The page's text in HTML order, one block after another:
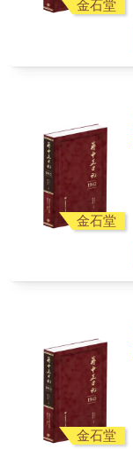
金石堂
金石堂
金石堂